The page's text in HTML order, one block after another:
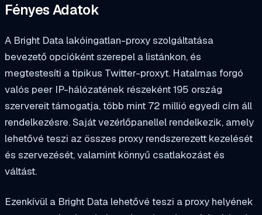
Fényes Adatok
A Bright Data lakóingatlan-proxy szolgáltatása
bevezető opcióként szerepel a listánkon, és
megtestesíti a tipikus Twitter-proxyt. Hatalmas forgó
valós peer IP-hálózatének részeként 195 ország
szervereit támogatja, több mint 72 millió egyedi cím áll
rendelkezésre. Saját vezérlőpanellel rendelkezik, amely
lehetővé teszi az összes proxy rendszerezett kezelését
és szervezését, valamint könnyű csatlakozást és
váltást.
Ezenkívül a Bright Data lehetővé teszi a proxy helyének